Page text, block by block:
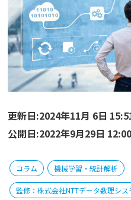
更新日:2024年11月 6日
公開日:2022年9月29日 12:00
コラム 機械学習・統計解析
監修：株式会社NTTデータ数理シス